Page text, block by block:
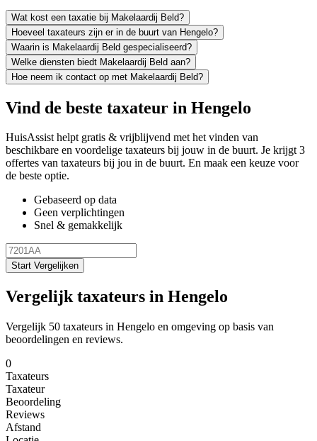
Wat kost een taxatie bij Makelaardij Beld?
Hoeveel taxateurs zijn er in de buurt van Hengelo?
Waarin is Makelaardij Beld gespecialiseerd?
Welke diensten biedt Makelaardij Beld aan?
Hoe neem ik contact op met Makelaardij Beld?
Vind de beste taxateur in Hengelo
HuisAssist helpt gratis & vrijblijvend met het vinden van
beschikbare en voordelige taxateurs bij jouw in de buurt. Je krijgt 3
offertes van taxateurs bij jou in de buurt. En maak een keuze voor
de beste optie.
Gebaseerd op data
Geen verplichtingen
Snel & gemakkelijk
Start Vergelijken
Vergelijk taxateurs in Hengelo
Vergelijk 50 taxateurs in Hengelo en omgeving op basis van
beoordelingen en reviews.
0
Taxateurs
Taxateur
Beoordeling
Reviews
Afstand